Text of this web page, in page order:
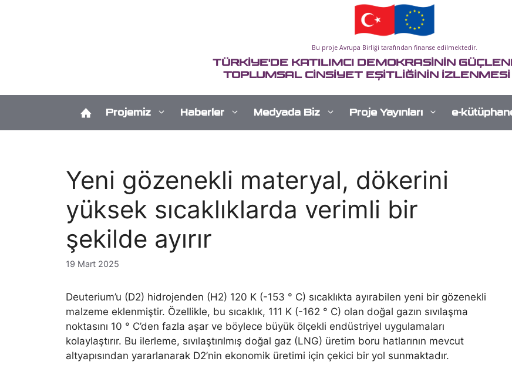
Bu proje Avrupa Birliği tarafından finanse edilmektedir.
TÜRKİYE'DE KATILIMCI DEMOKRASİNİN
TOPLUMSAL CİNSİYET EŞİTLİĞİNİN İZLENMESİ
Projemiz Haberler Medyada Biz Proje Yayınları e-
Yeni gözenekli materyal, dökerini
yüksek sıcaklıklarda verimli bir
şekilde ayırır
19 Mart 2025
Deuterium’u (D2) hidrojenden (H2) 120 K (-153 ° C) sıcaklıkta ayırabilen yeni bir gözenekli
malzeme eklenmiştir. Özellikle, bu sıcaklık, 111 K (-162 ° C) olan doğal gazın sıvılaşma
noktasını 10 ° C’den fazla aşar ve böylece büyük ölçekli endüstriyel uygulamaları
kolaylaştırır. Bu ilerleme, sıvılaştırılmış doğal gaz (LNG) üretim boru hatlarının mevcut
altyapısından yararlanarak D2’nin ekonomik üretimi için çekici bir yol sunmaktadır.